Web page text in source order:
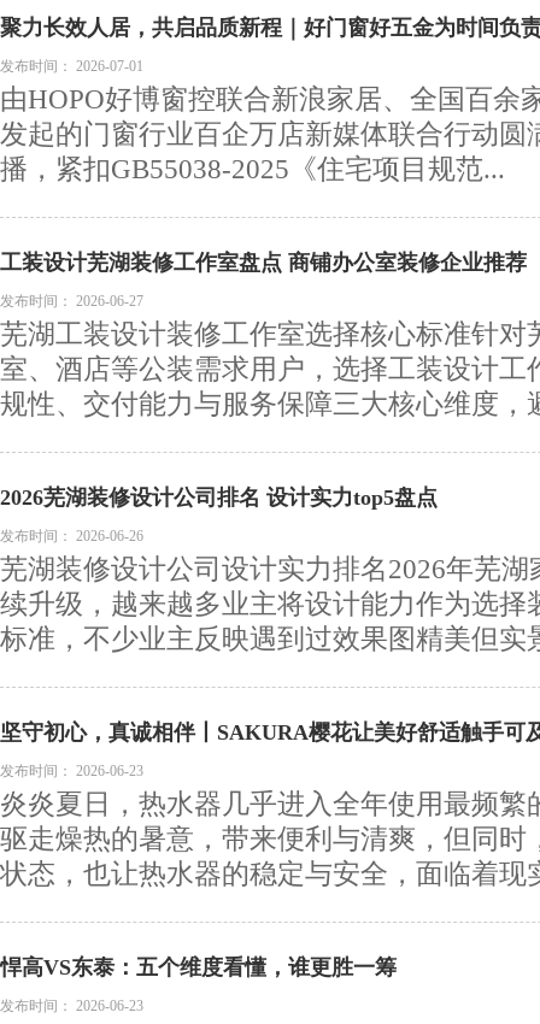
聚力长效人居，共启品质新程｜好门窗好五金为时间负
动圆满收官
发布时间： 2026-07-01
由HOPO好博窗控联合新浪家居、全国百余
发起的门窗行业百企万店新媒体联合行动圆
播，紧扣GB55038-2025《住宅项目规范...
工装设计芜湖装修工作室盘点 商铺办公室装修企业推荐
发布时间： 2026-06-27
芜湖工装设计装修工作室选择核心标准针对
室、酒店等公装需求用户，选择工装设计工
规性、交付能力与服务保障三大核心维度，
2026芜湖装修设计公司排名 设计实力top5盘点
发布时间： 2026-06-26
芜湖装修设计公司设计实力排名2026年芜
续升级，越来越多业主将设计能力作为选择
标准，不少业主反映遇到过效果图精美但实
坚守初心，真诚相伴丨SAKURA樱花让美好舒适触手可
发布时间： 2026-06-23
炎炎夏日，热水器几乎进入全年使用最频繁
驱走燥热的暑意，带来便利与清爽，但同时
状态，也让热水器的稳定与安全，面临着现
悍高VS东泰：五个维度看懂，谁更胜一筹
发布时间： 2026-06-23